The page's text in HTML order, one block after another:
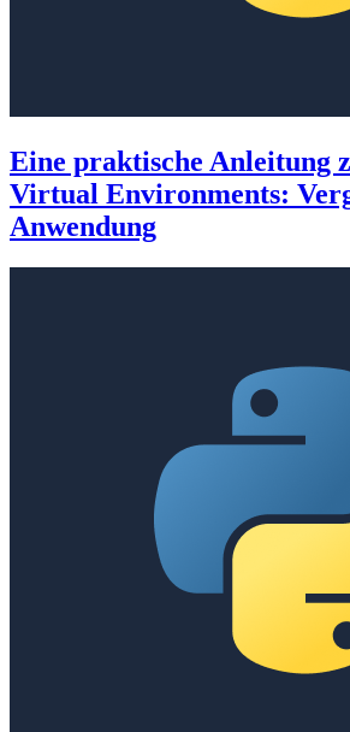
Eine praktische Anleitung
Virtual Environments:
Anwendung